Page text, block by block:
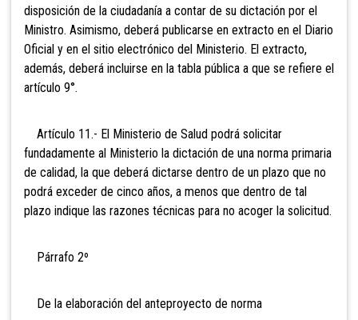
disposición de la ciudadanía a contar de su dictación por el
Ministro. Asimismo, deberá publicarse en extracto en el Diario
Oficial y en el sitio electrónico del Ministerio. El extracto,
además, deberá incluirse en la tabla pública a que se refiere el
artículo 9°.
Artículo 11.- El Ministerio de Salud podrá solicitar
fundadamente al Ministerio la dictación de una norma primaria
de calidad, la que deberá dictarse dentro de un plazo que no
podrá exceder de cinco años, a menos que dentro de tal
plazo indique las razones técnicas para no acoger la solicitud.
Párrafo 2º
De la elaboración del anteproyecto de norma